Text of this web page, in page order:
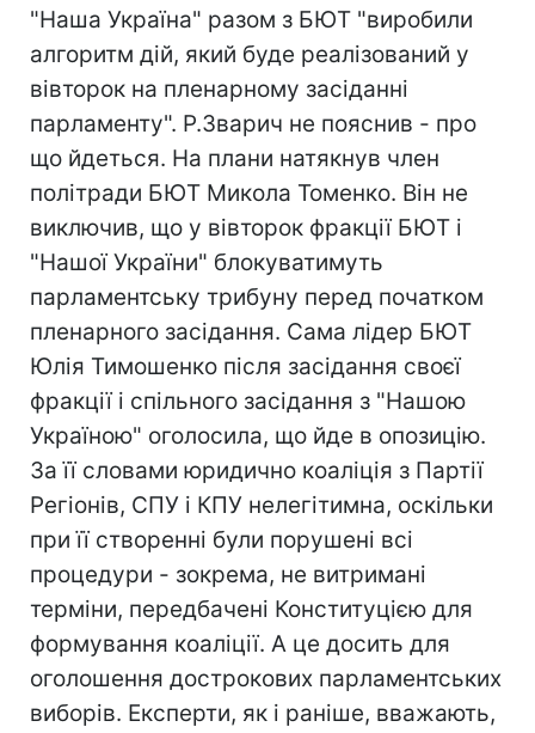
"Наша Україна" разом з БЮТ "виробили
алгоритм дій, який буде реалізований у
вівторок на пленарному засіданні
парламенту". Р.Зварич не пояснив - про
що йдеться. На плани натякнув член
політради БЮТ Микола Томенко. Він не
виключив, що у вівторок фракції БЮТ і
"Нашої України" блокуватимуть
парламентську трибуну перед початком
пленарного засідання. Сама лідер БЮТ
Юлія Тимошенко після засідання своєї
фракції і спільного засідання з "Нашою
Україною" оголосила, що йде в опозицію.
За її словами юридично коаліція з Партії
Регіонів, СПУ і КПУ нелегітимна, оскільки
при її створенні були порушені всі
процедури - зокрема, не витримані
терміни, передбачені Конституцією для
формування коаліції. А це досить для
оголошення дострокових парламентських
виборів. Експерти, як і раніше, вважають,